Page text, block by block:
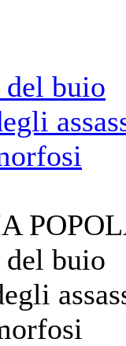
buio
buio